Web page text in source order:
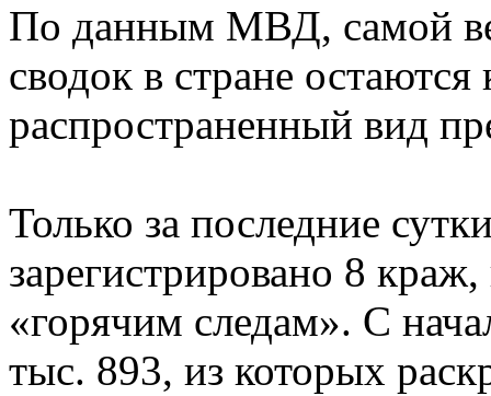
По данным МВД, самой
сводок в стране
распространенный вид
Только за последние
зарегистрировано 8
«горячим следам». С
тыс. 893, из которых